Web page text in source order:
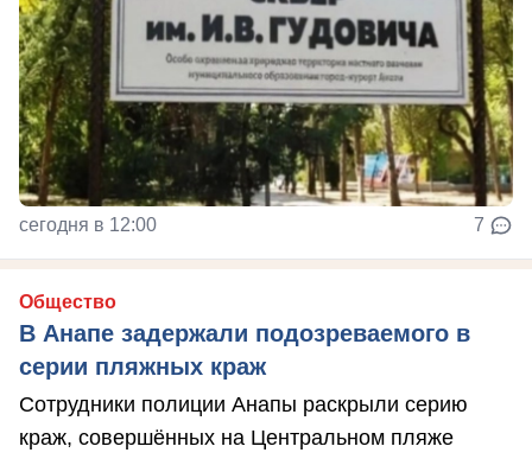
сегодня в 12:00 7
Общество
В Анапе задержали подозреваемого в
серии пляжных краж
Сотрудники полиции Анапы раскрыли серию
краж, совершённых на Центральном пляже